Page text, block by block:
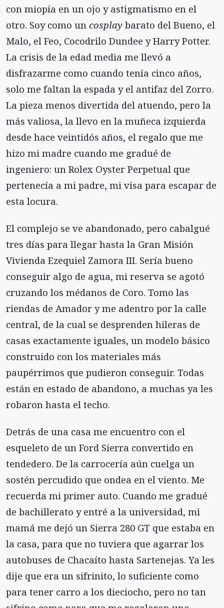
con miopía en un ojo y astigmatismo en el
otro. Soy como un cosplay barato del Bueno, el
Malo, el Feo, Cocodrilo Dundee y Harry Potter.
La crisis de la edad media me llevó a
disfrazarme como cuando tenía cinco años,
solo me faltan la espada y el antifaz del Zorro.
La pieza menos divertida del atuendo, pero la
más valiosa, la llevo en la muñeca izquierda
desde hace veintidós años, el regalo que me
hizo mi madre cuando me gradué de
ingeniero: un Rolex Oyster Perpetual que
pertenecía a mi padre, mi visa para escapar de
esta locura.
El complejo se ve abandonado, pero cabalgué
tres días para llegar hasta la Gran Misión
Vivienda Ezequiel Zamora III. Sería bueno
conseguir algo de agua, mi reserva se agotó
cruzando los médanos de Coro. Tomo las
riendas de Amador y me adentro por la calle
central, de la cual se desprenden hileras de
casas exactamente iguales, un modelo básico
construido con los materiales más
paupérrimos que pudieron conseguir. Todas
están en estado de abandono, a muchas ya les
robaron hasta el techo.
Detrás de una casa me encuentro con el
esqueleto de un Ford Sierra convertido en
tendedero. De la carrocería aún cuelga un
sostén percudido que ondea en el viento. Me
recuerda mi primer auto. Cuando me gradué
de bachillerato y entré a la universidad, mi
mamá me dejó un Sierra 280 GT que estaba en
la casa, para que no tuviera que agarrar los
autobuses de Chacaíto hasta Sartenejas. Ya les
dije que era un sifrinito, lo suficiente como
para tener carro a los dieciocho, pero no tan